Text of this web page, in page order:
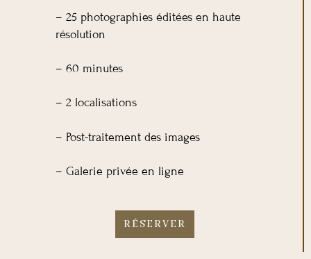
– 25 photographies éditées en haute
résolution
– 60 minutes
– 2 localisations
– Post-traitement des images
– Galerie privée en ligne
RÉSERVER